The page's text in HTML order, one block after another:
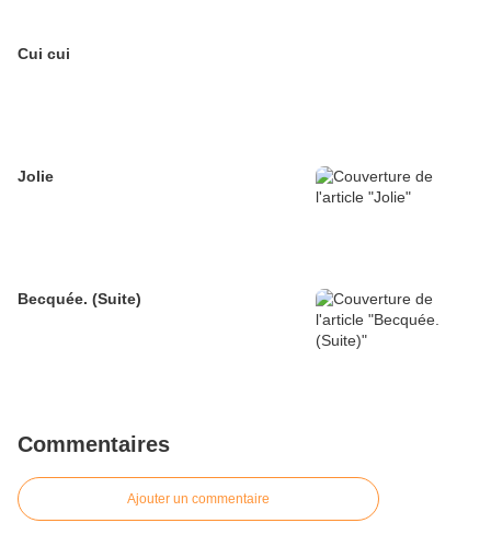
Cui cui
Jolie
Becquée. (Suite)
Commentaires
Ajouter un commentaire